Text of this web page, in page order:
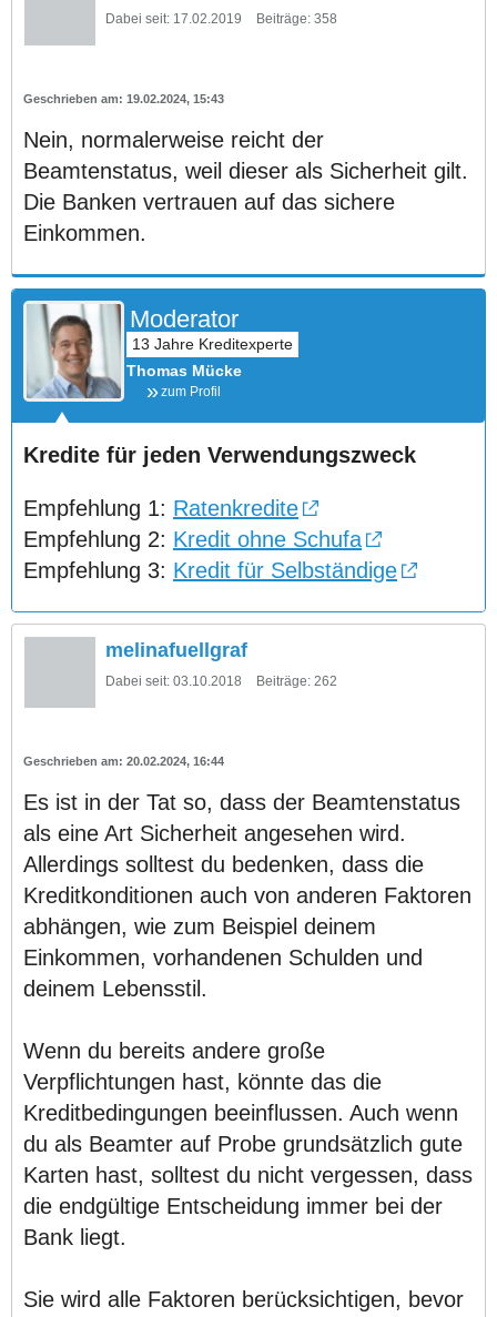
Dabei seit: 17.02.2019 Beiträge: 358
19.02.2024, 15:43
Nein, normalerweise reicht der
Beamtenstatus, weil dieser als Sicherheit gilt.
Die Banken vertrauen auf das sichere
Einkommen.
Moderator
Thomas Mücke
zum Profil
Kredite für jeden Verwendungszweck
Empfehlung 1: Ratenkredite
Empfehlung 2: Kredit ohne Schufa
Empfehlung 3: Kredit für Selbständige
melinafuellgraf
Dabei seit: 03.10.2018 Beiträge: 262
20.02.2024, 16:44
Es ist in der Tat so, dass der Beamtenstatus
als eine Art Sicherheit angesehen wird.
Allerdings solltest du bedenken, dass die
Kreditkonditionen auch von anderen Faktoren
abhängen, wie zum Beispiel deinem
Einkommen, vorhandenen Schulden und
deinem Lebensstil.
Wenn du bereits andere große
Verpflichtungen hast, könnte das die
Kreditbedingungen beeinflussen. Auch wenn
du als Beamter auf Probe grundsätzlich gute
Karten hast, solltest du nicht vergessen, dass
die endgültige Entscheidung immer bei der
Bank liegt.
Sie wird alle Faktoren berücksichtigen, bevor